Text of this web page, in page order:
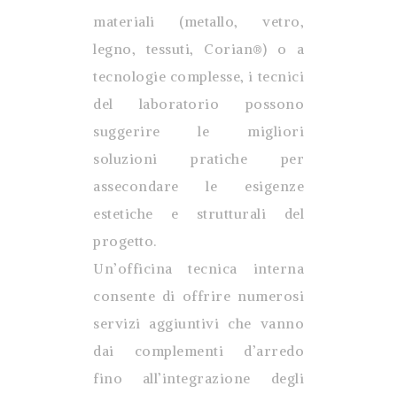
materiali (metallo, vetro,
legno, tessuti, Corian®) o a
tecnologie complesse, i tecnici
del laboratorio possono
suggerire le migliori
soluzioni pratiche per
assecondare le esigenze
estetiche e strutturali del
progetto.
Un’officina tecnica interna
consente di offrire numerosi
servizi aggiuntivi che vanno
dai complementi d’arredo
fino all’integrazione degli